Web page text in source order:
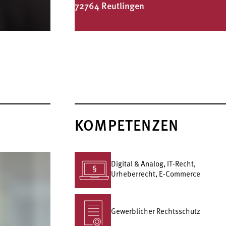
72764 Reutlingen
KOMPETENZEN
Digital & Analog, IT-Recht,
Urheberrecht, E-Commerce
Gewerblicher Rechtsschutz